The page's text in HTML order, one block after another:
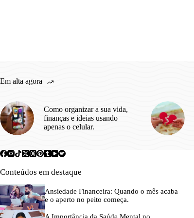
Em alta agora
Como organizar a sua vida,
finanças e ideias usando
apenas o celular.
Conteúdos em destaque
Ansiedade Financeira: Quando o mês acaba
e o aperto no peito começa.
A Importância da Saúde Mental no